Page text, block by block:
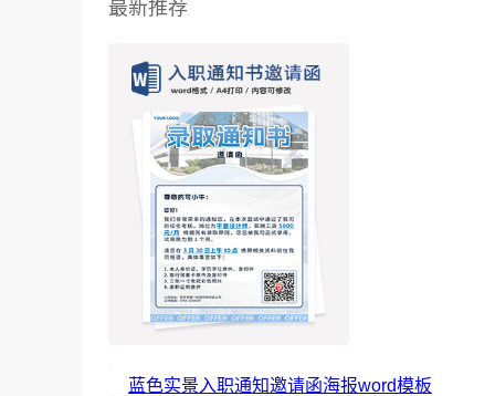
最新推荐
蓝色实景入职通知邀请函海报word模板